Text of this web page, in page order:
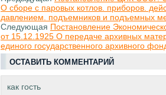
О сборе с паровых котлов. приборов.
давлением. подъемников и подъемных
Следующая Постановление
от 15.12.1925 О передаче архивных
единого государственного архивного
ОСТАВИТЬ КОММЕНТАРИЙ
как гость